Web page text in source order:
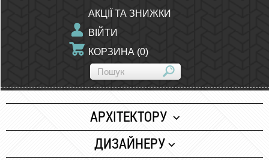
АКЦІЇ ТА ЗНИЖКИ
ВІЙТИ
КОРЗИНА (0)
АРХІТЕКТОРУ
Папір
ДИЗАЙНЕРУ